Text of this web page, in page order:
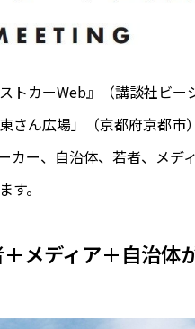
カーWeb』（講談社ビー
さん広場」（京都府京都市
カー、自治体、若者、メデ
。
メディア＋自治体